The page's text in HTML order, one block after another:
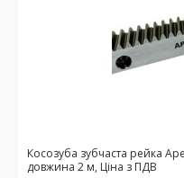
Косозуба зубчаста рейка Apex модуль М2,
довжина 2 м, Ціна з ПДВ